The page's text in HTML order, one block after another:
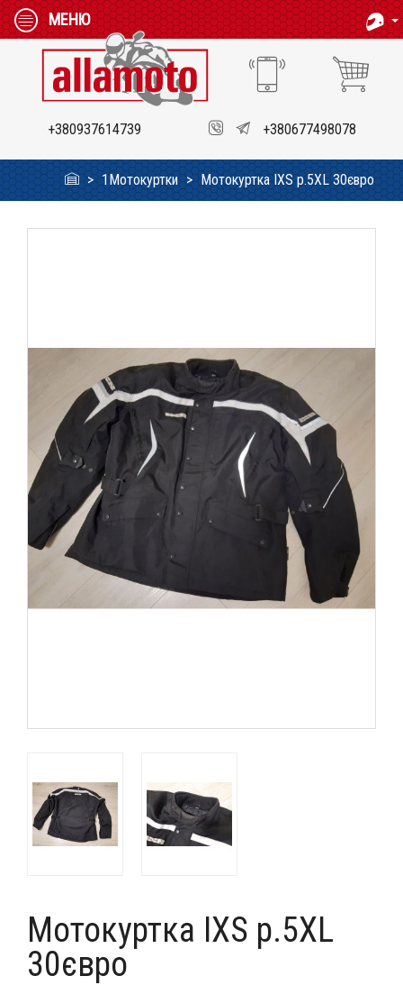
МЕНЮ
+380937614739 +380677498078
1Мотокуртки Мотокуртка IXS p.5XL 30євро
Мотокуртка IXS p.5XL
30євро